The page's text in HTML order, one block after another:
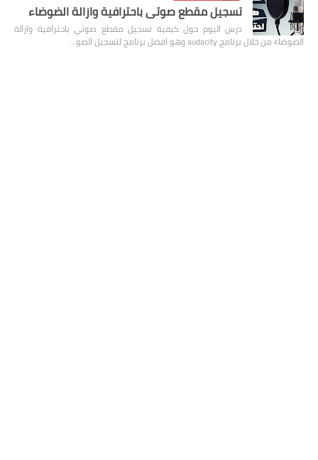
تسجيل مقطع صوتي باحترافية وازالة الضوضاء
درس اليوم حول كيفية تسجيل مقطع صوتي باحترافية وازالة
الضوضاء من خلال برنامج audacity وهو افضل برنامج لتسجيل الصو…